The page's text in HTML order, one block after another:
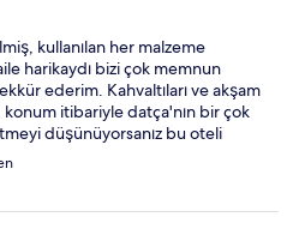
kullanılan her malzeme
harikaydı bizi çok memnun
ederim. Kahvaltıları ve akşam
itibariyle datça'nın bir çok
düşünüyorsanız bu oteli